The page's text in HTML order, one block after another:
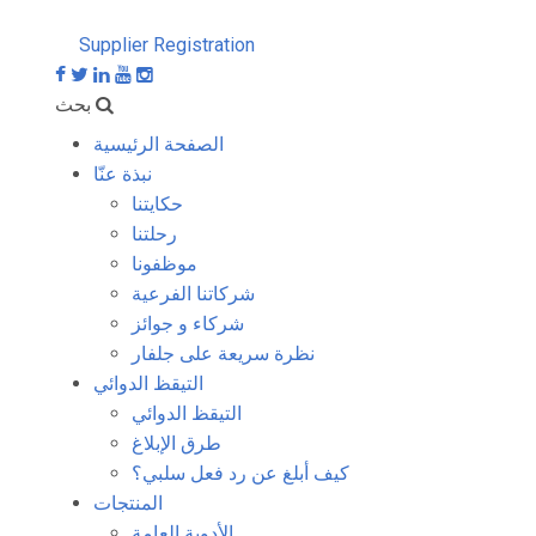
Supplier Registration
بحث
الصفحة الرئيسية
نبذة عنّا
حكايتنا
رحلتنا
موظفونا
شركاتنا الفرعية
شركاء و جوائز
نظرة سريعة على جلفار
التيقظ الدوائي
التيقظ الدوائي
طرق الإبلاغ
كيف أبلغ عن رد فعل سلبي؟
المنتجات